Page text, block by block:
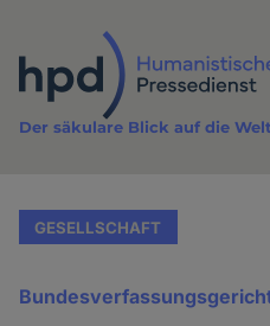
Inhalt
Der säkulare Blick auf die
GESELLSCHAFT